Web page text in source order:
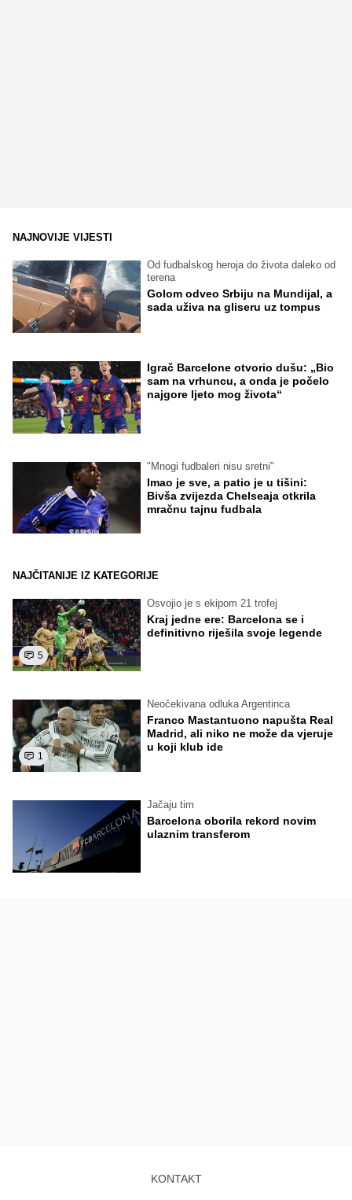
NAJNOVIJE VIJESTI
Od fudbalskog heroja do života daleko od
terena
Golom odveo Srbiju na Mundijal, a
sada uživa na gliseru uz tompus
Igrač Barcelone otvorio dušu: „Bio
sam na vrhuncu, a onda je počelo
najgore ljeto mog života“
"Mnogi fudbaleri nisu sretni"
Imao je sve, a patio je u tišini:
Bivša zvijezda Chelseaja otkrila
mračnu tajnu fudbala
NAJČITANIJE IZ KATEGORIJE
5
Osvojio je s ekipom 21 trofej
Kraj jedne ere: Barcelona se i
definitivno riješila svoje legende
1
Neočekivana odluka Argentinca
Franco Mastantuono napušta Real
Madrid, ali niko ne može da vjeruje
u koji klub ide
Jačaju tim
Barcelona oborila rekord novim
ulaznim transferom
KONTAKT